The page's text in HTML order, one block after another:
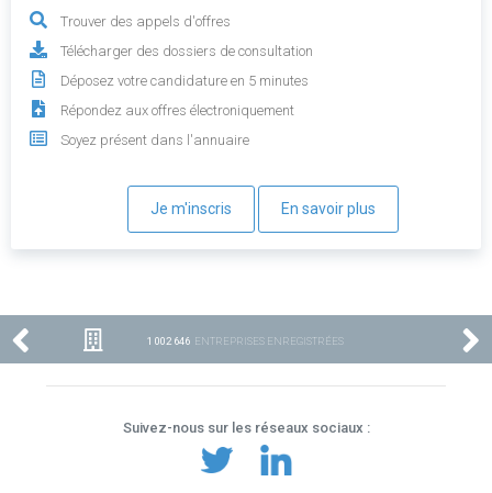
Trouver des appels d'offres
Télécharger des dossiers de consultation
Déposez votre candidature en 5 minutes
Répondez aux offres électroniquement
Soyez présent dans l'annuaire
Je m'inscris En savoir plus
1 002 646 ENTREPRISES ENREGISTRÉES
Suivez-nous sur les réseaux sociaux :